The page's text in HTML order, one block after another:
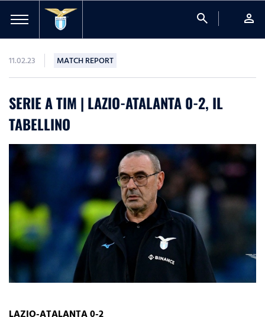
search person
11.02.23 MATCH REPORT
SERIE A TIM | LAZIO-ATALANTA 0-2, IL
TABELLINO